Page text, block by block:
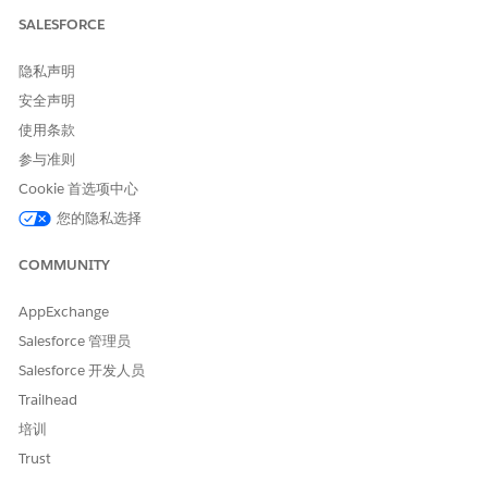
SALESFORCE
隐私声明
安全声明
使用条款
参与准则
Cookie 首选项中心
您的隐私选择
COMMUNITY
AppExchange
Salesforce 管理员
Salesforce 开发人员
Trailhead
培训
Trust